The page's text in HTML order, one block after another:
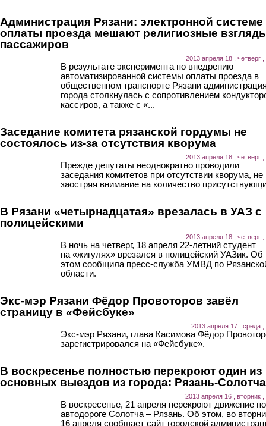
Администрация Рязани: электронной системе
оплаты проезда мешают религиозные
пассажиров
2013 апреля 18 , четверг ,
В результате эксперимента по внедрению
автоматизированной системы оплаты проезда в
общественном транспорте Рязани
города столкнулась с сопротивлением
кассиров, а также с «...
Заседание комитета рязанской гордумы не
состоялось из-за отсутствия кворума
2013 апреля 18 , четверг ,
Прежде депутаты неоднократно проводили
заседания комитетов при отсутствии кворума, не
заостряя внимание на количество
В Рязани «четырнадцатая» врезалась в УАЗ с
полицейскими
2013 апреля 18 , четверг ,
В ночь на четверг, 18 апреля 22-летний студент
на «жигулях» врезался в полицейский УАЗик. Об
этом сообщила пресс-служба УМВД по
области.
Экс-мэр Рязани Фёдор Провоторов завёл
страницу в «Фейсбуке»
2013 апреля 17 , среда ,
Экс-мэр Рязани, глава Касимова Фёдор
зарегистрировался на «Фейсбуке».
В воскресенье полностью перекроют один из
основных выездов из города: Рязань-Солотча
2013 апреля 16 , вторник ,
В воскресенье, 21 апреля перекроют движение по
автодороге Солотча – Рязань. Об этом, во
16 апреля сообщает сайт городской